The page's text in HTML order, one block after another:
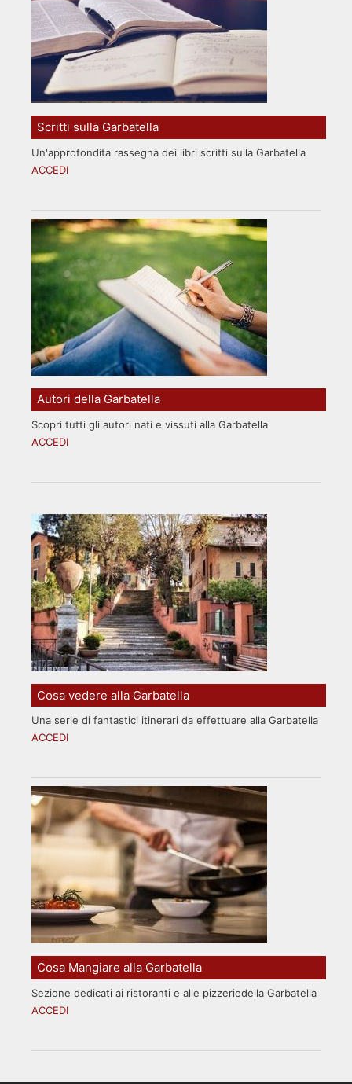
Scritti sulla Garbatella
Un'approfondita rassegna dei libri scritti sulla Garbatella
ACCEDI
Autori della Garbatella
Scopri tutti gli autori nati e vissuti alla Garbatella
ACCEDI
Cosa vedere alla Garbatella
Una serie di fantastici itinerari da effettuare alla Garbatella
ACCEDI
Cosa Mangiare alla Garbatella
Sezione dedicati ai ristoranti e alle pizzeriedella Garbatella
ACCEDI